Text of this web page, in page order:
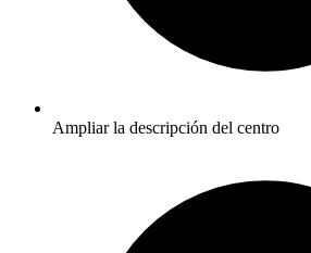
Ampliar la descripción del centro